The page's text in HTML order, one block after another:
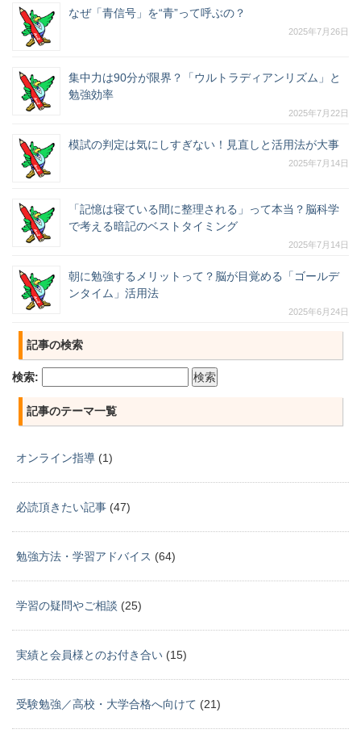
なぜ「青信号」を“青”って呼ぶの？
2025年7月26日
集中力は90分が限界？「ウルトラディアンリズム」と
勉強効率
2025年7月22日
模試の判定は気にしすぎない！見直しと活用法が大事
2025年7月14日
「記憶は寝ている間に整理される」って本当？脳科学
で考える暗記のベストタイミング
2025年7月14日
朝に勉強するメリットって？脳が目覚める「ゴールデ
ンタイム」活用法
2025年6月24日
記事の検索
検索:
記事のテーマ一覧
オンライン指導 (1)
必読頂きたい記事 (47)
勉強方法・学習アドバイス (64)
学習の疑問やご相談 (25)
実績と会員様とのお付き合い (15)
受験勉強／高校・大学合格へ向けて (21)